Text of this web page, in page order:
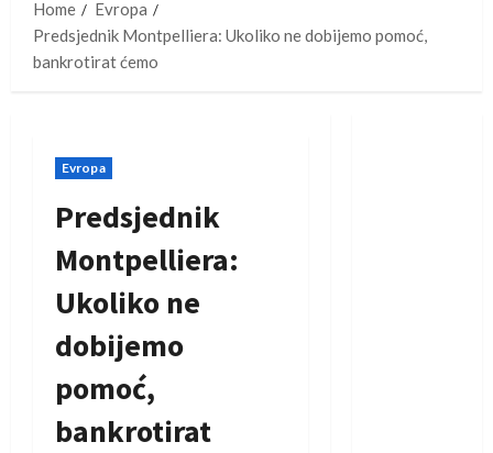
Home
Evropa
Predsjednik Montpelliera: Ukoliko ne dobijemo pomoć,
bankrotirat ćemo
Evropa
Predsjednik
Montpelliera:
Ukoliko ne
dobijemo
pomoć,
bankrotirat